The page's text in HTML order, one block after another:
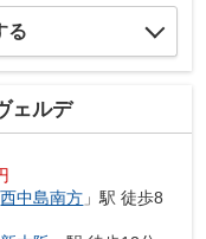
る
ェルデ
西中島南方 」駅 徒歩8